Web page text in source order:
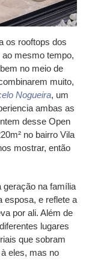
os rooftops dos
mesmo tempo,
no meio de
muito,
Nogueira, um
ambas as
desse Open
no bairro Vila
mostrar, então
geração na família
esposa, e reflete a
por ali. Além de
lugares
que sobram
eles, mas no